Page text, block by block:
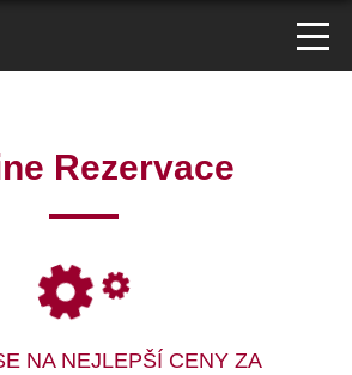
Rezervace
NA NEJLEPŠÍ CENY ZA